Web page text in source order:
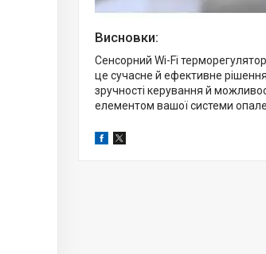
Висновки:
Сенсорний Wi-Fi
це сучасне й ефективне
зручності керування й
елементом вашої системи